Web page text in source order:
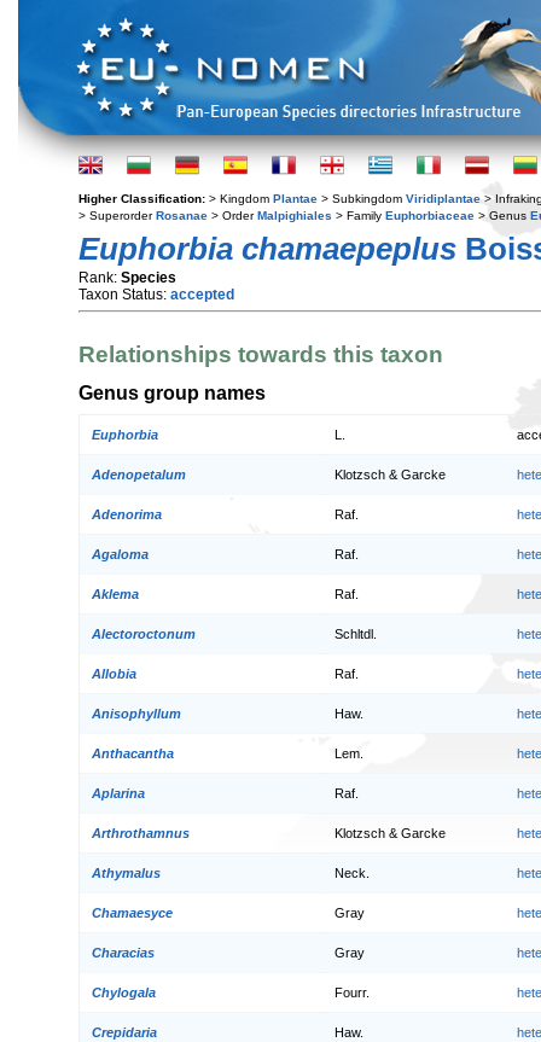
Higher Classification: > Kingdom Plantae > Subkingdom Viridiplantae >
> SuperorderRosanae > OrderMalpighiales > Family Euphorbiaceae > Genus
Euphorbia chamaepeplus
Rank: Species
Taxon Status: accepted
Relationships towards this taxon
Genus group names
Euphorbia
Adenopetalum Klotzsch & Garcke
Adenorima Raf.
Agaloma Raf.
Aklema Raf.
Alectoroctonum Schltdl.
Allobia Raf.
Anisophyllum Haw.
Anthacantha Lem.
Aplarina Raf.
Arthrothamnus Klotzsch & Garcke
Athymalus Neck.
Chamaesyce Gray
Characias Gray
Chylogala Fourr.
Crepidaria Haw.